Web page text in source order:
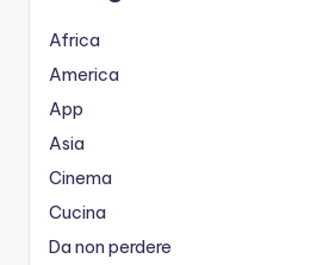
Africa
America
App
Asia
Cinema
Cucina
Da non perdere